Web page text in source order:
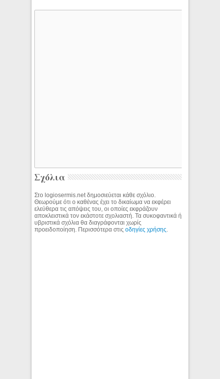
Σχόλια
Στο logiosermis.net δημοσιεύεται κάθε σχόλιο.
Θεωρούμε ότι ο καθένας έχει το δικαίωμα να εκφέρει
ελεύθερα τις απόψεις του, οι οποίες εκφράζουν
αποκλειστικά τον εκάστοτε σχολιαστή. Τα συκοφαντικά ή
υβριστικά σχόλια θα διαγράφονται χωρίς
προειδοποίηση. Περισσότερα στιςοδηγίες χρήσης